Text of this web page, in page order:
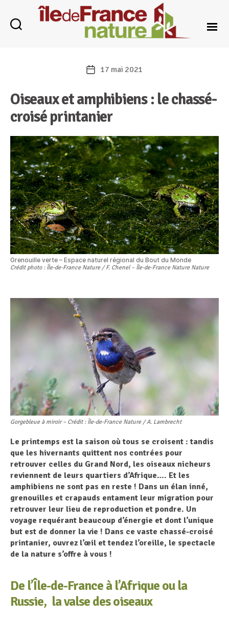
France
Date
l’article
17 mai 2021
Oiseaux et amphibiens : le chassé-
croisé printanier
Grenouille verte – Espace naturel régional du Bout du Monde
Crédit photo : Île-de-France Nature / F. Chenel – Île-de-France Nature Nature
Gorgebleue à miroir – Crédit : Île-de-France Nature / A. Lambrecht
Le printemps est la saison où tous se croisent : tandis
que les hivernants quittent nos contrées pour
retrouver celles du Grand Nord, les oiseaux nicheurs
reviennent de leurs quartiers d’Afrique…. Et les
amphibiens ne sont pas en reste ! Dans un élan inné,
grenouilles et crapauds entament leur migration pour
retrouver leur lieu de reproduction et pondre. Un
voyage requérant beaucoup d’énergie et dont l’unique
but est de donner la vie ! Dans ce vaste chassé-croisé
printanier, ouvrez l’œil et tendez l’oreille, le spectacle
de la nature s’offre à vous !
De l’Île-de-France à l’Afrique ou la
Russie, la valse des oiseaux